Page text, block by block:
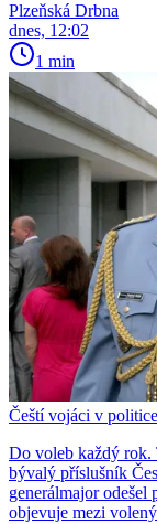
Plzeňská Drbna
dnes, 12:02
1 min
Čeští vojáci v
Do voleb každý rok.
bývalý příslušník
generálmajor odešel
objevuje mezi